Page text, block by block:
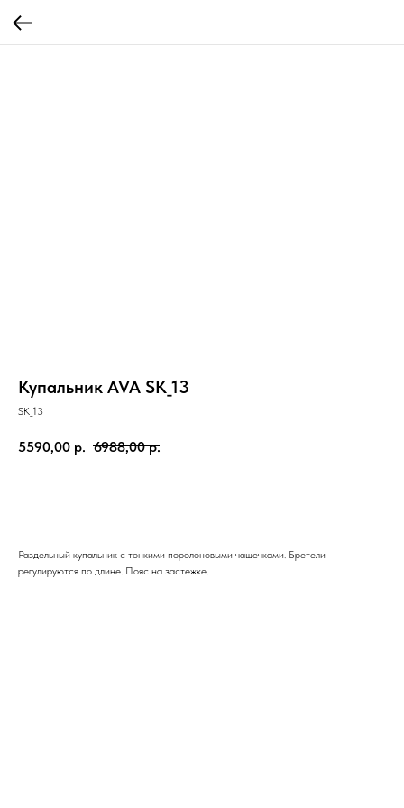
Купальник AVA SK_13
SK_13
5590,00 р. 6988,00 р.
Раздельный купальник с тонкими поролоновыми чашечками. Бретели
регулируются по длине. Пояс на застежке.